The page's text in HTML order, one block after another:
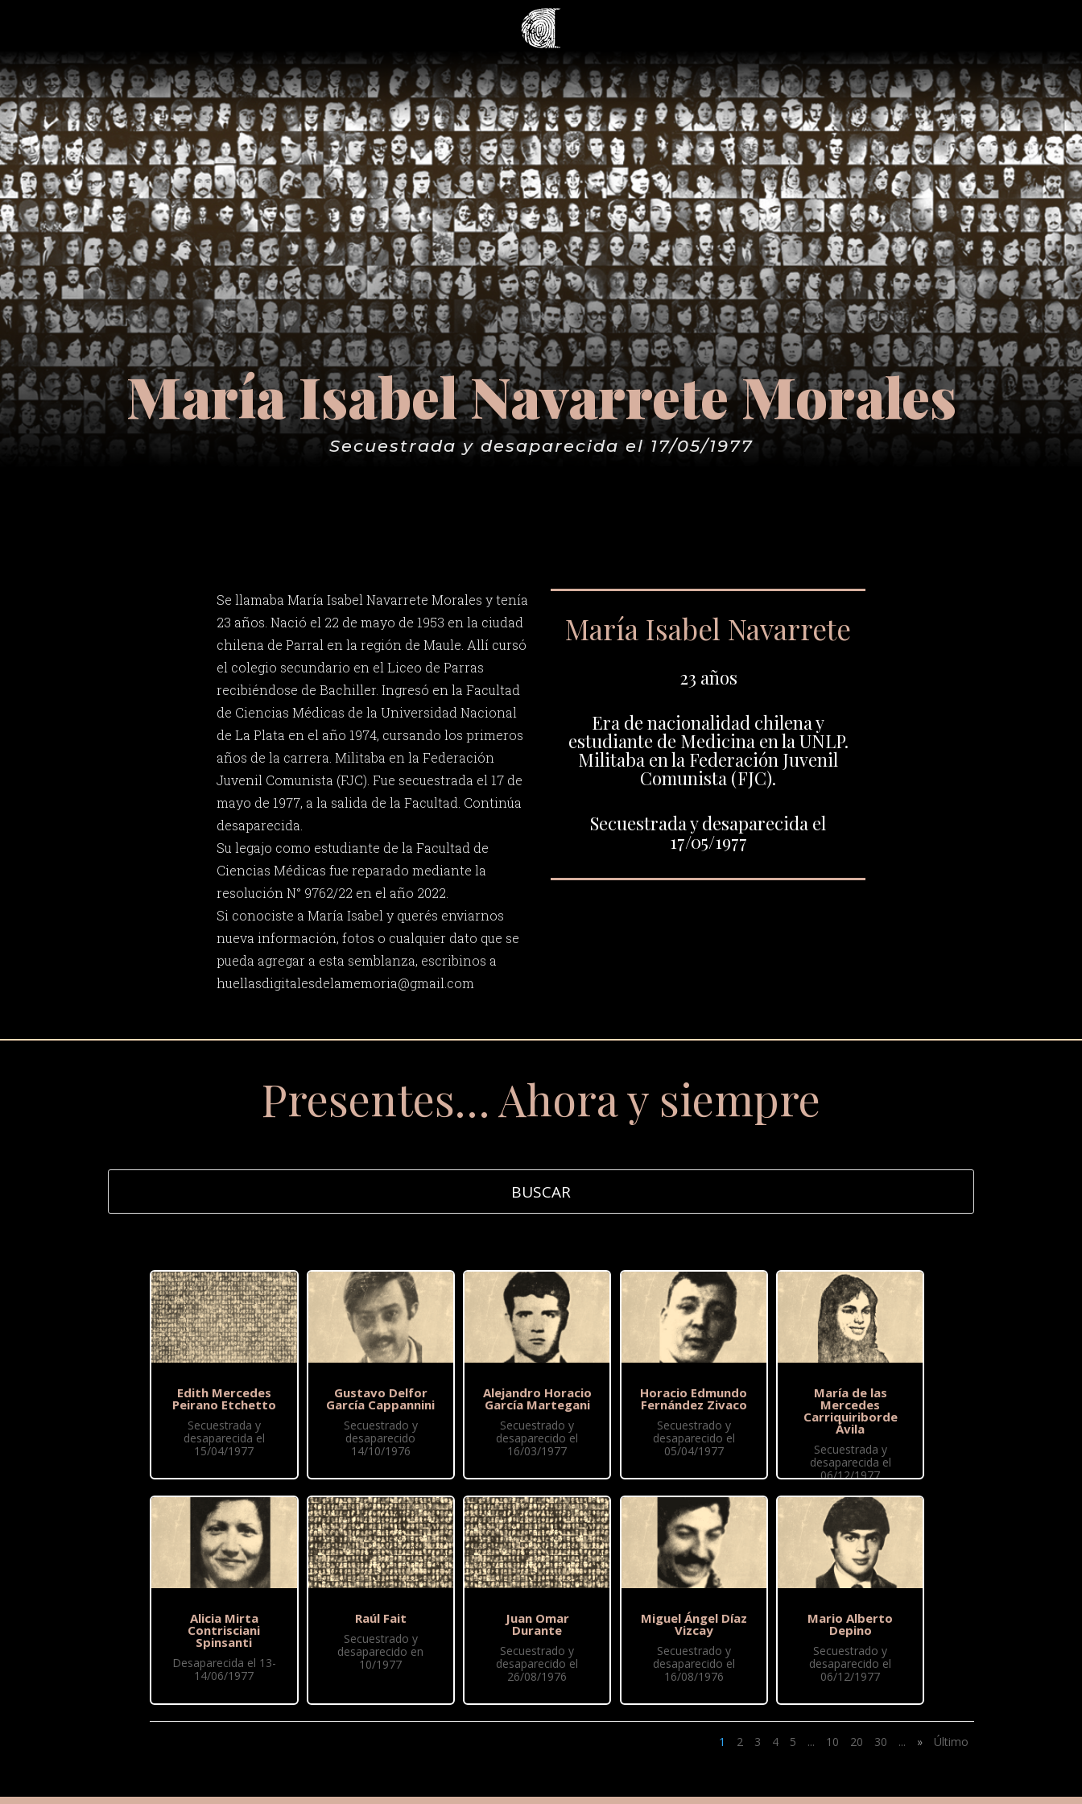
María Isabel Navarrete Morales
Secuestrada y desaparecida el 17/05/1977
Se llamaba María Isabel Navarrete Morales y tenía
23 años. Nació el 22 de mayo de 1953 en la ciudad
chilena de Parral en la región de Maule. Allí cursó
el colegio secundario en el Liceo de Parras
recibiéndose de Bachiller. Ingresó en la Facultad
de Ciencias Médicas de la Universidad Nacional
de La Plata en el año 1974, cursando los primeros
años de la carrera. Militaba en la Federación
Juvenil Comunista (FJC). Fue secuestrada el 17 de
mayo de 1977, a la salida de la Facultad. Continúa
desaparecida.
Su legajo como estudiante de la Facultad de
Ciencias Médicas fue reparado mediante la
resolución N° 9762/22 en el año 2022.
Si conociste a María Isabel y querés enviarnos
nueva información, fotos o cualquier dato que se
pueda agregar a esta semblanza, escribinos a
huellasdigitalesdelamemoria@gmail.com
María Isabel Navarrete
23 años
Era de nacionalidad chilena y
estudiante de Medicina en la UNLP.
Militaba en la Federación Juvenil
Comunista (FJC).
Secuestrada y desaparecida el
17/05/1977
Presentes… Ahora y siempre
Edith Mercedes
Peirano Etchetto
Secuestrada y
desaparecida el
15/04/1977
Alicia Mirta
Contrisciani
Spinsanti
Desaparecida el 13-
14/06/1977
Gustavo Delfor
García Cappannini
Secuestrado y
desaparecido
14/10/1976
Raúl Fait
Secuestrado y
desaparecido en
10/1977
Alejandro Horacio
García Martegani
Secuestrado y
desaparecido el
16/03/1977
Juan Omar
Durante
Secuestrado y
desaparecido el
26/08/1976
Horacio Edmundo
Fernández Zivaco
Secuestrado y
desaparecido el
05/04/1977
Miguel Ángel Díaz
Vizcay
Secuestrado y
desaparecido el
16/08/1976
María de las
Mercedes
Carriquiriborde
Ávila
Secuestrada y
desaparecida el
06/12/1977
Mario Alberto
Depino
Secuestrado y
desaparecido el
06/12/1977
1 2 3 4 5 ... 10 20 30 ... » Último